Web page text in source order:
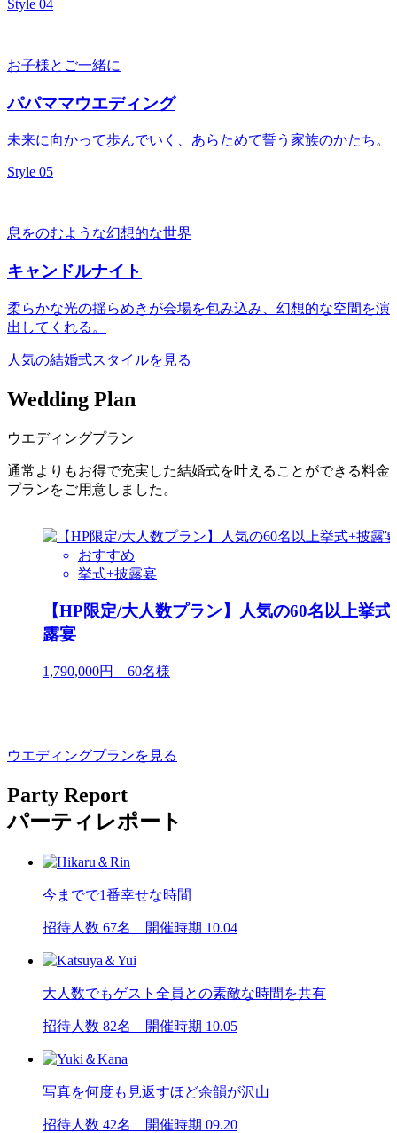
Style 04
お子様とご一緒に
パパママウエディング
未来に向かって歩んでいく、あらためて誓う家族のかたち。
Style 05
息をのむような幻想的な世界
キャンドルナイト
柔らかな光の揺らめきが会場を包み込み、幻想的な空間を演
出してくれる。
人気の結婚式スタイルを見る
Wedding Plan
ウエディングプラン
通常よりもお得で充実した結婚式を叶えることができる料金
プランをご用意しました。
おすすめ
挙式+披露宴
【HP限定/大人数プラン】人気の60名以上挙式
露宴
1,790,000円 60名様
ウエディングプランを見る
Party Report
パーティレポート
今までで1番幸せな時間
招待人数 67名 開催時期 10.04
大人数でもゲスト全員との素敵な時間を共有
招待人数 82名 開催時期 10.05
写真を何度も見返すほど余韻が沢山
招待人数 42名 開催時期 09.20